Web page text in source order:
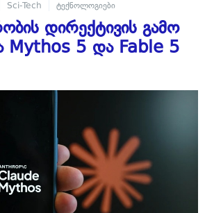
Sci-Tech ტექნოლოგიები
დირექტივის გამო
Mythos 5 და Fable 5